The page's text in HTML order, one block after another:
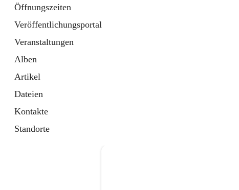
Öffnungszeiten
Veröffentlichungsportal
Veranstaltungen
Alben
Artikel
Dateien
Kontakte
Standorte